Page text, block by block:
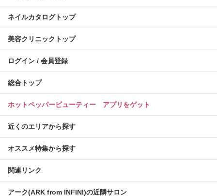
ネイルカタログトップ
美容クリニックトップ
ログイン / 会員登録
総合トップ
ホットペッパービューティー アプリをゲット
近くのエリアから探す
オススメ特集から探す
関連リンク
アーク(ARK from INFINI)の近隣サロン